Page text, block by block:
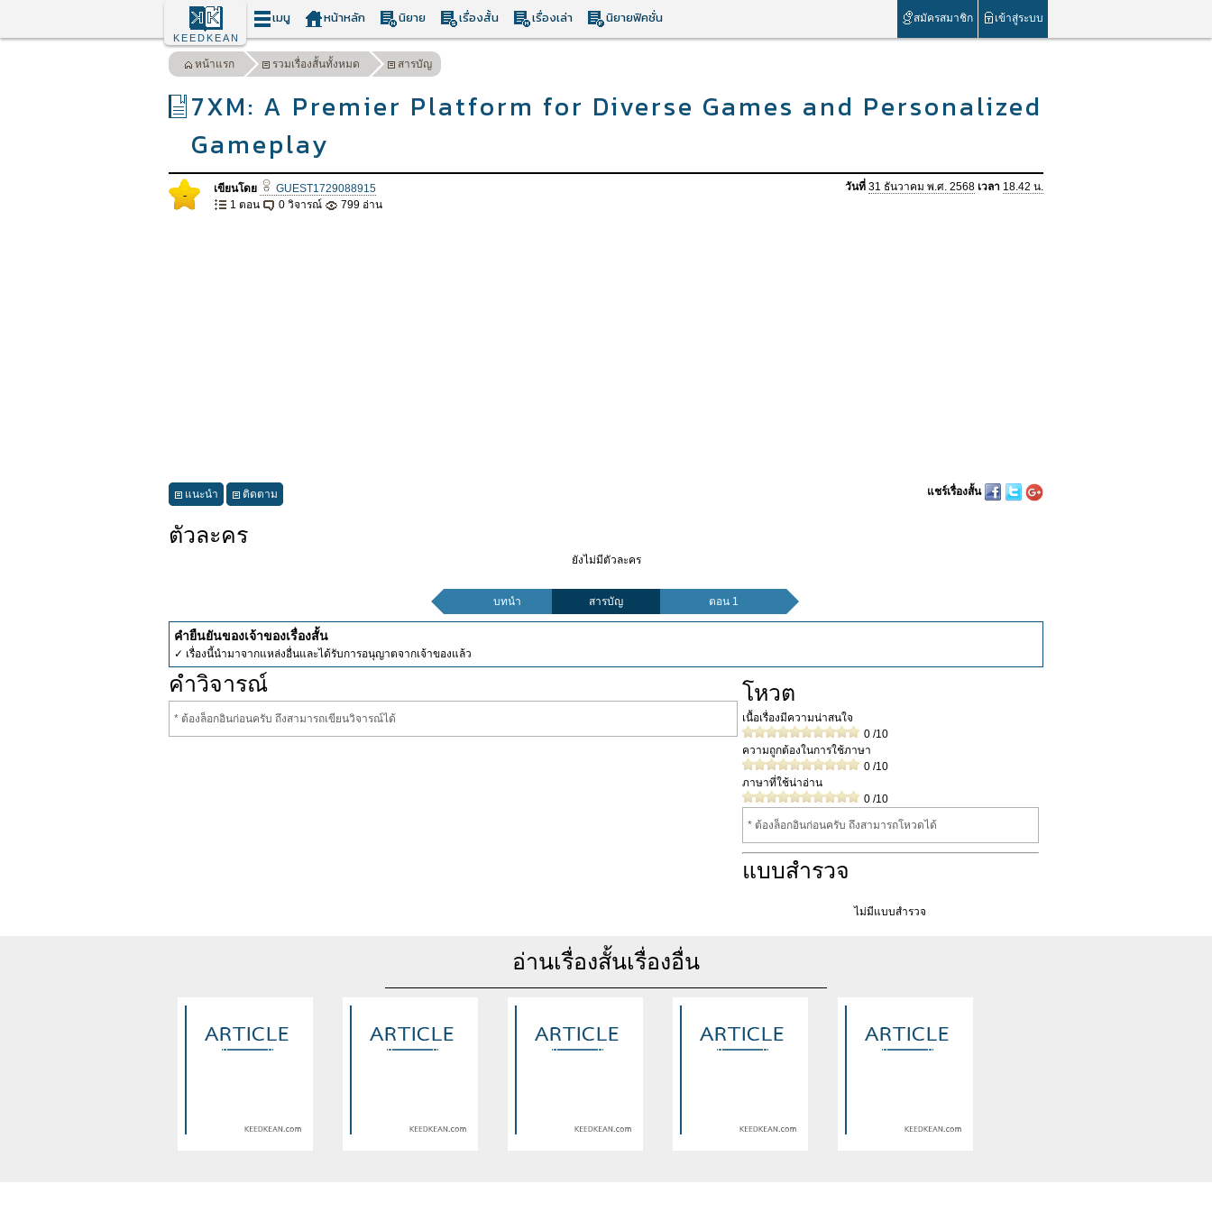
KEEDKEAN
เมนู หน้าหลัก นิยาย เรื่องสั้น เรื่องเล่า นิยายฟิคชั่น สมัครสมาชิก เข้าสู่ระบบ
หน้าแรก รวมเรื่องสั้นทั้งหมด สารบัญ
7XM: A Premier Platform for Diverse Games and Personalized
Gameplay
- เขียนโดย GUEST1729088915 วันที่ 31 ธันวาคม พ.ศ. 2568 เวลา 18.42 น.
1 ตอน
0 วิจารณ์ 799 อ่าน
แนะนำ ติดตาม แชร์เรื่องสั้น
ตัวละคร
ยังไม่มีตัวละคร
บทนำ สารบัญ ตอน 1
คำยืนยันของเจ้าของเรื่องสั้น
✓ เรื่องนี้นำมาจากแหล่งอื่นและได้รับการอนุญาตจากเจ้าของแล้ว
คำวิจารณ์
* ต้องล็อกอินก่อนครับ ถึงสามารถเขียนวิจารณ์ได้
โหวต
เนื้อเรื่องมีความน่าสนใจ
0/10
ความถูกต้องในการใช้ภาษา
0/10
ภาษาที่ใช้น่าอ่าน
0/10
* ต้องล็อกอินก่อนครับ ถึงสามารถโหวดได้
แบบสำรวจ
ไม่มีแบบสำรวจ
อ่านเรื่องสั้นเรื่องอื่น